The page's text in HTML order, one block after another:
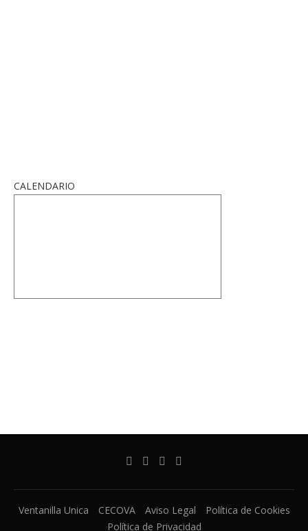
CALENDARIO
Ventanilla Unica CECOVA Aviso Legal
Política de Cookies
Política de Privacidad